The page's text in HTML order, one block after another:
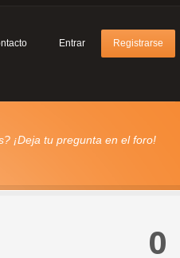
Entrar Registrarse
¡Deja tu pregunta en el foro!
0